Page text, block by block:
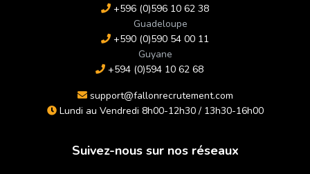
+596 (0)596 10 62 38
Guadeloupe
+590 (0)590 54 00 11
Guyane
+594 (0)594 10 62 68
support@fallonrecrutement.com
Lundi au Vendredi 8h00-12h30 / 13h30-16h00
Suivez-nous sur nos réseaux